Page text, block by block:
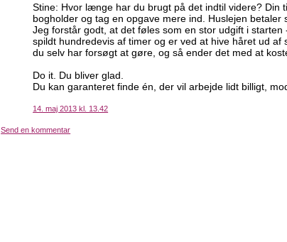
Stine: Hvor længe har du brugt på det indtil videre?
bogholder og tag en opgave mere ind. Huslejen betaler
Jeg forstår godt, at det føles som en stor udgift i
spildt hundredevis af timer og er ved at hive håret ud
du selv har forsøgt at gøre, og så ender det med at
Do it. Du bliver glad.
Du kan garanteret finde én, der vil arbejde lidt billigt,
14. maj 2013 kl. 13.42
Send en kommentar